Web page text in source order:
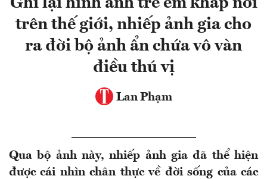
trên thế giới, nhiếp ảnh gia cho
ra đời bộ ảnh ẩn chứa vô vàn
điều thú vị
Lan Phạm
Qua bộ ảnh này, nhiếp ảnh gia đã thể hiện
được cái nhìn chân thực về đời sống của các